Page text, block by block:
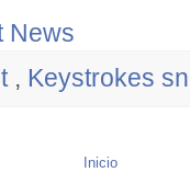
News
, Keystrokes
Inicio